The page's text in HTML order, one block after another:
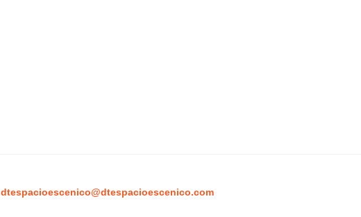
dtespacioescenico@dtespacioescenico.com